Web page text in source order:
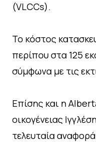
(VLCCs).
To κόστος
περίπου στα 125
σύμφωνα με τις
Επίσης και η
οικογένειας
τελευταία